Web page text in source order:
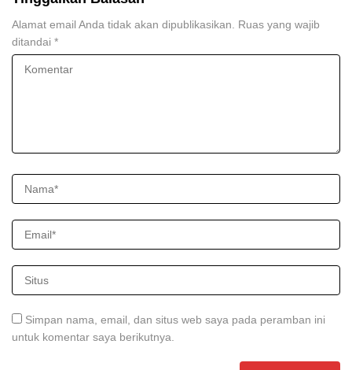
Alamat email Anda tidak akan dipublikasikan.
Ruas yang wajib
ditandai *
Simpan nama, email, dan situs web saya pada peramban ini
untuk komentar saya berikutnya.